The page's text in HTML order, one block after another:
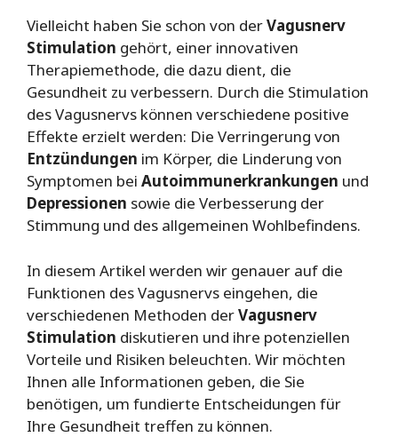
Vielleicht haben Sie schon von derVagusnerv
Stimulation gehört, einer innovativen
Therapiemethode, die dazu dient, die
Gesundheit zu verbessern. Durch die Stimulation
des Vagusnervs können verschiedene positive
Effekte erzielt werden: Die Verringerung von
Entzündungen im Körper, die Linderung von
Symptomen bei Autoimmunerkrankungen und
Depressionen sowie die Verbesserung der
Stimmung und des allgemeinen Wohlbefindens.
In diesem Artikel werden wir genauer auf die
Funktionen des Vagusnervs eingehen, die
verschiedenen Methoden derVagusnerv
Stimulation diskutieren und ihre potenziellen
Vorteile und Risiken beleuchten. Wir möchten
Ihnen alle Informationen geben, die Sie
benötigen, um fundierte Entscheidungen für
Ihre Gesundheit treffen zu können.